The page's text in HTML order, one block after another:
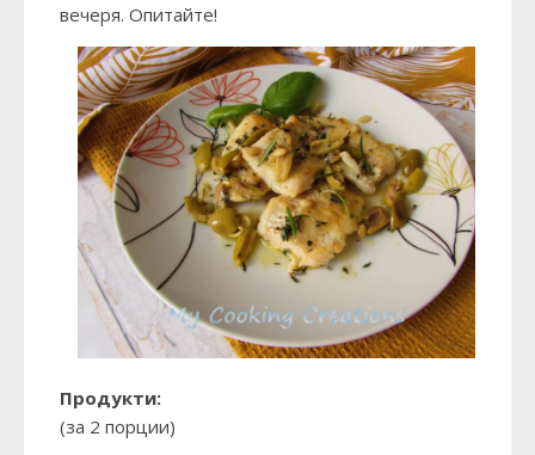
вечеря. Опитайте!
Продукти:
(за 2 порции)